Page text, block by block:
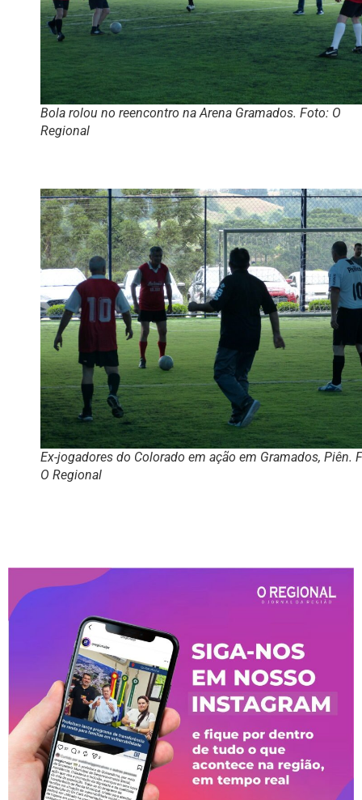
Bola rolou no reencontro na Arena Gramados. Foto: O
Regional
Ex-jogadores do Colorado em ação em Gramados, Piên.
O Regional